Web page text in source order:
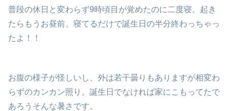
普段の休日と変わらず9時頃目が覚めたのに二度寝。起き
たらもうお昼前、寝てるだけで誕生日の半分終わっちゃっ
たよ！！
お腹の様子が怪しいし、外は若干曇りもありますが相変わ
らずのカンカン照り。誕生日でなければ家にこもってたで
あろうそんな暑さです。